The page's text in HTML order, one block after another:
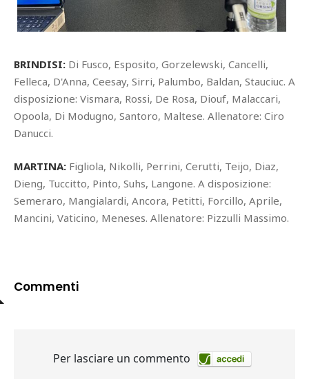
BRINDISI: Di Fusco, Esposito, Gorzelewski, Cancelli,
Felleca, D'Anna, Ceesay, Sirri, Palumbo, Baldan, Stauciuc. A
disposizione: Vismara, Rossi, De Rosa, Diouf, Malaccari,
Opoola, Di Modugno, Santoro, Maltese. Allenatore: Ciro
Danucci.
MARTINA: Figliola, Nikolli, Perrini, Cerutti, Teijo, Diaz,
Dieng, Tuccitto, Pinto, Suhs, Langone. A disposizione:
Semeraro, Mangialardi, Ancora, Petitti, Forcillo, Aprile,
Mancini, Vaticino, Meneses. Allenatore: Pizzulli Massimo.
Commenti